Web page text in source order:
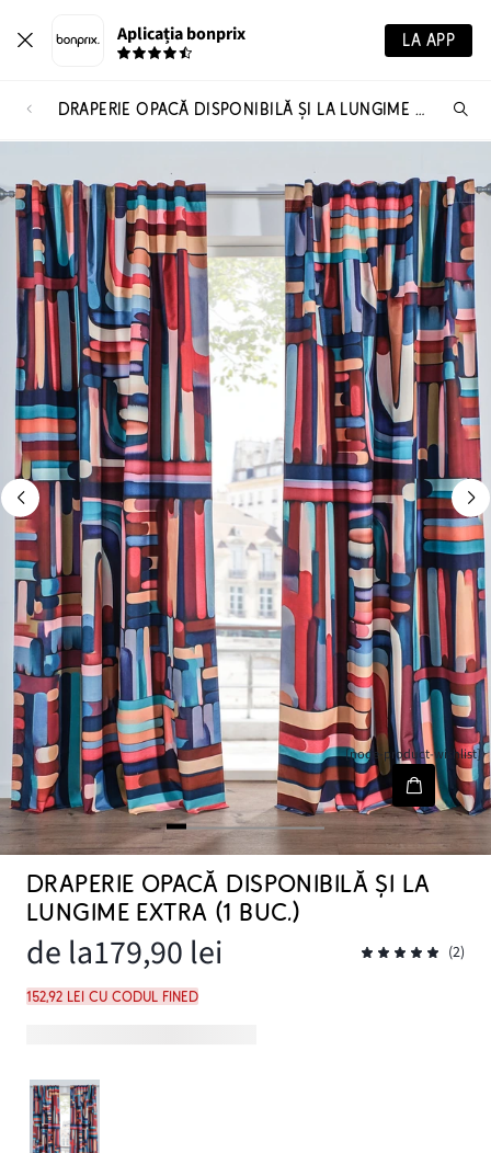
Aplicația bonprix LA APP
DRAPERIE OPACĂ DISPONIBILĂ ȘI LA LUNGIME EXTRA (1 BUC.)
[node-product-wishlist]
DRAPERIE OPACĂ DISPONIBILĂ ȘI LA
LUNGIME EXTRA (1 BUC.)
de la179,90 lei (2)
152,92 lei cu codul FINED